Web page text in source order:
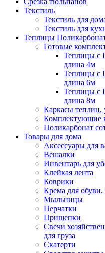
Текстиль
Текстиль для
Текстиль для
Теплицы
Готовые
Теплицы с
длина 4м
Теплицы с
длина 6м
Теплицы с
длина 8м
Каркасы теплиц,
Комплектующие
Поликарбонат
Товары для дома
Аксессуары для
Вешалки
Инвентарь для
Клейкая лента
Коврики
Крема для
Мыльницы
Перчатки
Прищепки
Свечи
для груза
Скатерти